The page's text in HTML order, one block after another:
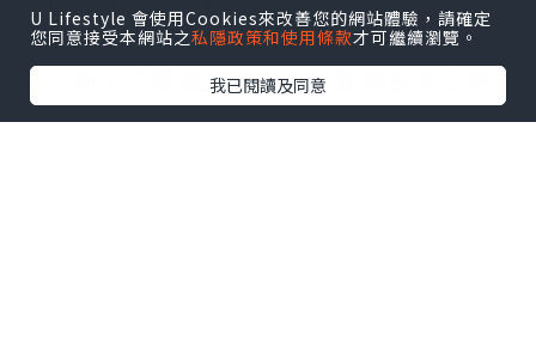
但現在我卻絲毫想不起，
那些甜酸苦辣的分別。
這一刻，只要被滿滿的咖啡餘香包圍已夠
幸福。
U Lifestyle 會使用Cookies來改善您的網站體驗，請確定
您同意接受本網站之私隱政策和使用條款才可繼續瀏覽。
我已閱讀及同意